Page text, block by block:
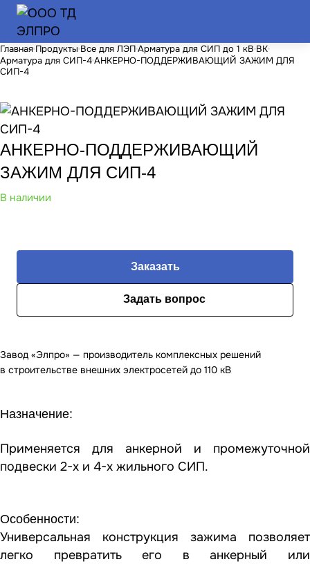
Главная Продукты Все для ЛЭПАрматура для СИП до 1 кВ ВК
Арматура для СИП-4АНКЕРНО-ПОДДЕРЖИВАЮЩИЙ ЗАЖИМ ДЛЯ
СИП-4
АНКЕРНО-ПОДДЕРЖИВАЮЩИЙ
ЗАЖИМ ДЛЯ СИП-4
В наличии
Заказать
Задать вопрос
Завод «Элпро» — производитель комплексных решений
в строительстве внешних электросетей до 110 кВ
Назначение:
Применяется для анкерной и промежуточной
подвески 2-х и 4-х жильного СИП.
Особенности:
Универсальная конструкция зажима позволяет
легко превратить его в анкерный или